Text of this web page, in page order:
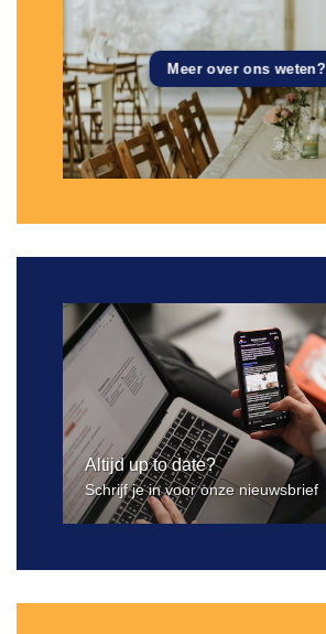
Meer over ons weten?
Altijd up to date?
Schrijf je in voor onze nieuwsbrief